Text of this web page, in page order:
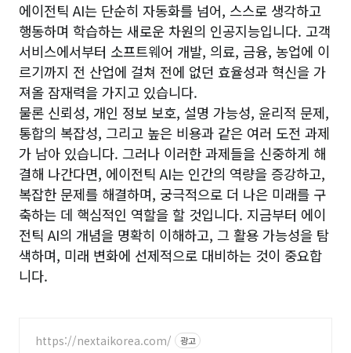
에이전틱 AI는 단순히 자동화를 넘어, 스스로 생각하고
행동하며 학습하는 새로운 차원의 인공지능입니다. 고객
서비스에서부터 소프트웨어 개발, 의료, 금융, 농업에 이
르기까지 전 산업에 걸쳐 전에 없던 효율성과 혁신을 가
져올 잠재력을 가지고 있습니다.
물론 신뢰성, 개인 정보 보호, 설명 가능성, 윤리적 문제,
통합의 복잡성, 그리고 높은 비용과 같은 여러 도전 과제
가 남아 있습니다. 그러나 이러한 과제들을 신중하게 해
결해 나간다면, 에이전틱 AI는 인간의 역량을 증강하고,
복잡한 문제를 해결하며, 궁극적으로 더 나은 미래를 구
축하는 데 핵심적인 역할을 할 것입니다. 지금부터 에이
전틱 AI의 개념을 명확히 이해하고, 그 활용 가능성을 탐
색하며, 미래 변화에 선제적으로 대비하는 것이 중요합
니다.
https://nextaikorea.com/ 광고